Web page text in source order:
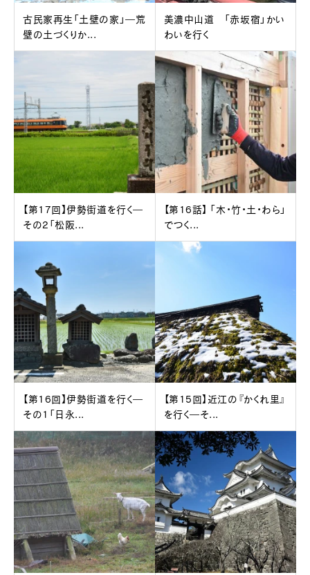
古民家再生「土壁の家」―荒
壁の土づくりか...
美濃中山道 「赤坂宿」かい
わいを行く
【第17回】伊勢街道を行く―
その2「松阪...
【第16話】 「木・竹・土・わら」
でつく...
【第16回】伊勢街道を行く―
その1「日永...
【第15回】近江の『かくれ里』
を行く―そ...